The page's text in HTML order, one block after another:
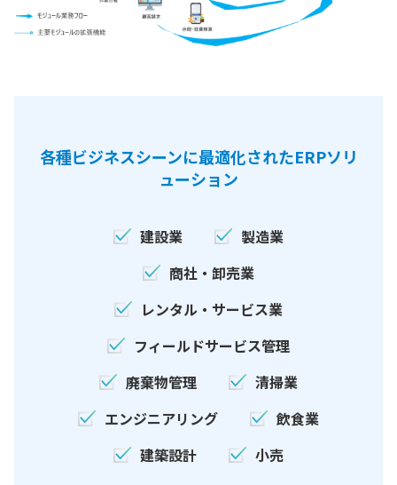
各種ビジネスシーンに最適化されたERPソリ
ューション
建設業
製造業
商社・卸売業
レンタル・サービス業
フィールドサービス管理
廃棄物管理
清掃業
エンジニアリング
飲食業
建築設計
小売